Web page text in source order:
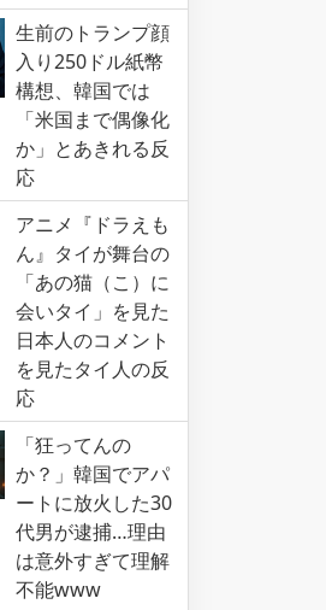
生前のトランプ顔
入り250ドル紙幣
構想、韓国では
「米国まで偶像化
か」とあきれる反
応
アニメ『ドラえも
ん』タイが舞台の
「あの猫（こ）に
会いタイ」を見た
日本人のコメント
を見たタイ人の反
応
「狂ってんの
か？」韓国でアパ
ートに放火した30
代男が逮捕…理由
は意外すぎて理解
不能www